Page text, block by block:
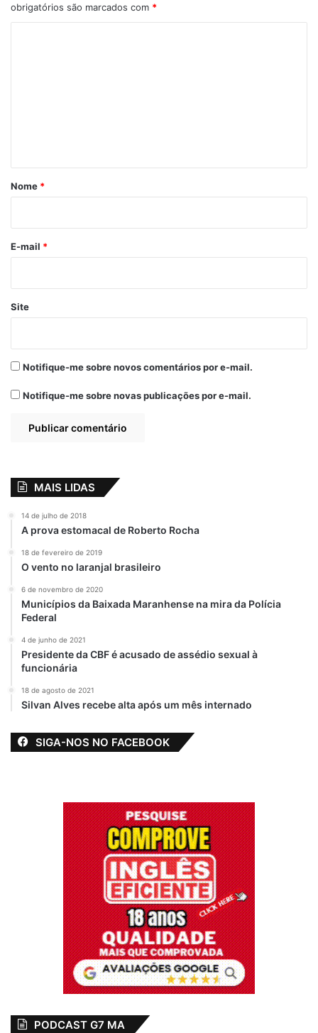
obrigatórios são marcados com *
r
*
Nome *
E-mail *
Site
Notifique-me sobre novos comentários por e-mail.
Notifique-me sobre novas publicações por e-mail.
MAIS LIDAS
14 de julho de 2018
A prova estomacal de Roberto Rocha
18 de fevereiro de 2019
O vento no laranjal brasileiro
6 de novembro de 2020
Municípios da Baixada Maranhense na mira da Polícia
Federal
4 de junho de 2021
Presidente da CBF é acusado de assédio sexual à
funcionária
18 de agosto de 2021
Silvan Alves recebe alta após um mês internado
SIGA-NOS NO FACEBOOK
PODCAST G7 MA